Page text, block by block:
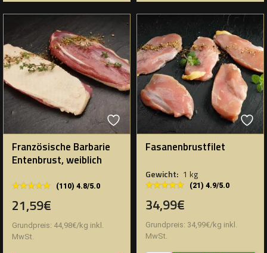
Französische Barbarie
Entenbrust, weiblich
★★★★★
★★★★★ (110) 4.8/5.0
21,59€
Grundpreis: 44,98€/kg inkl.
MwSt.
Fasanenbrustfilet
Gewicht: 1 kg
★★★★★
★★★★★ (21) 4.9/5.0
34,99€
Grundpreis: 34,99€/kg inkl.
MwSt.